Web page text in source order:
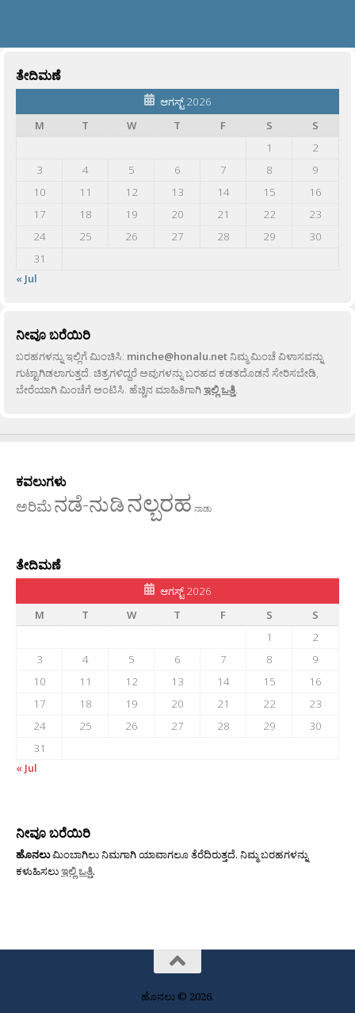
ತೇದಿಮಣೆ
ಆಗಸ್ಟ್ 2026
M
T W T F S
S
1
2
3
4 5 6 7 8
9
10
11 12 13 14 15
16
17
18 19 20 21 22
23
24
25 26 27 28 29
30
31
« Jul
ನೀವೂ ಬರೆಯಿರಿ
ಬರಹಗಳನ್ನು ಇಲ್ಲಿಗೆ ಮಿಂಚಿಸಿ: minche@honalu.netನಿಮ್ಮ ಮಿಂಚೆ ವಿಳಾಸವನ್ನು
ಗುಟ್ಟಾಗಿಡಲಾಗುತ್ತದೆ. ಚಿತ್ರಗಳಿದ್ದರೆ ಅವುಗಳನ್ನು ಬರಹದ ಕಡತದೊಡನೆ ಸೇರಿಸಬೇಡಿ,
ಬೇರೆಯಾಗಿ ಮಿಂಚೆಗೆ ಅಂಟಿಸಿ. ಹೆಚ್ಚಿನ ಮಾಹಿತಿಗಾಗಿಇಲ್ಲಿ ಒತ್ತಿ.
ಕವಲುಗಳು
ಅರಿಮೆನಡೆ-ನುಡಿನಲ್ಬರಹ ನಾಡು
ತೇದಿಮಣೆ
ಆಗಸ್ಟ್ 2026
M
T W T F S
S
1
2
3
4 5 6 7 8
9
10
11 12 13 14 15
16
17
18 19 20 21 22
23
24
25 26 27 28 29
30
31
« Jul
ನೀವೂ ಬರೆಯಿರಿ
ಹೊನಲುಮಿಂಬಾಗಿಲು ನಿಮಗಾಗಿ ಯಾವಾಗಲೂ ತೆರೆದಿರುತ್ತದೆ. ನಿಮ್ಮ ಬರಹಗಳನ್ನು
ಕಳುಹಿಸಲುಇಲ್ಲಿ ಒತ್ತಿ.
ಹೊನಲು © 2026.